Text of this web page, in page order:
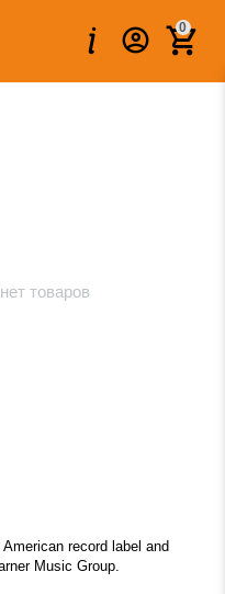
0
record label and
Music Group.
товаров